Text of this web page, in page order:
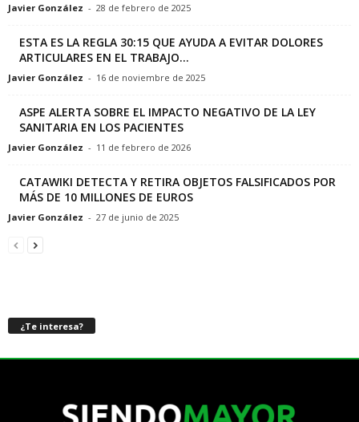
Javier González - 28 de febrero de 2025
ESTA ES LA REGLA 30:15 QUE AYUDA A EVITAR DOLORES
ARTICULARES EN EL TRABAJO...
Javier González - 16 de noviembre de 2025
ASPE ALERTA SOBRE EL IMPACTO NEGATIVO DE LA LEY
SANITARIA EN LOS PACIENTES
Javier González - 11 de febrero de 2026
CATAWIKI DETECTA Y RETIRA OBJETOS FALSIFICADOS POR
MÁS DE 10 MILLONES DE EUROS
Javier González - 27 de junio de 2025
¿Te interesa?